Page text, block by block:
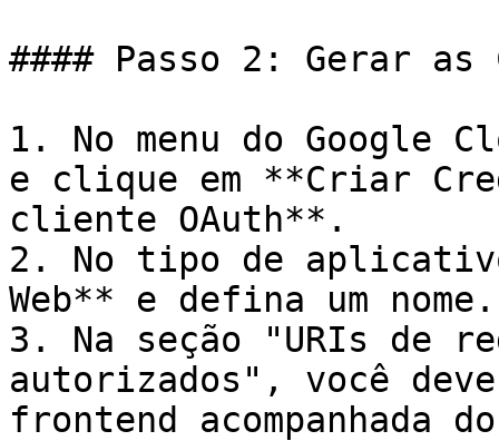
#### Passo 2: Gerar as
1. No menu do Google
e clique em **Criar
cliente OAuth**.
2. No tipo de
Web** e defina um nome.
3. Na seção "URIs de
autorizados", você
frontend acompanhada